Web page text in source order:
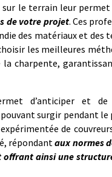
sur le terrain leur
de votre projet. Ces
des matériaux et des
les meilleures
charpente,
d’anticiper et de
surgir pendant le
de
répondantaux normes
offrant ainsi une